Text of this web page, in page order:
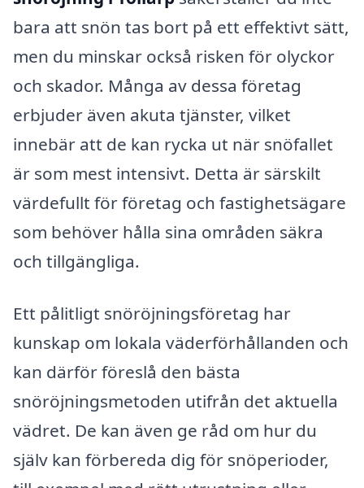
bara att snön tas bort på ett effektivt sätt,
men du minskar också risken för olyckor
och skador. Många av dessa företag
erbjuder även akuta tjänster, vilket
innebär att de kan rycka ut när snöfallet
är som mest intensivt. Detta är särskilt
värdefullt för företag och fastighetsägare
som behöver hålla sina områden säkra
och tillgängliga.
Ett pålitligt snöröjningsföretag har
kunskap om lokala väderförhållanden och
kan därför föreslå den bästa
snöröjningsmetoden utifrån det aktuella
vädret. De kan även ge råd om hur du
själv kan förbereda dig för snöperioder,